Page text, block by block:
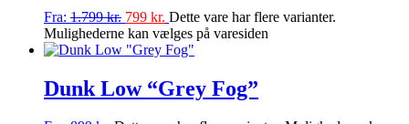
Fra: 1.799kr. 799 kr. Dette vare har flere varianter.
Mulighederne kan vælges på varesiden
Dunk Low “Grey Fog”